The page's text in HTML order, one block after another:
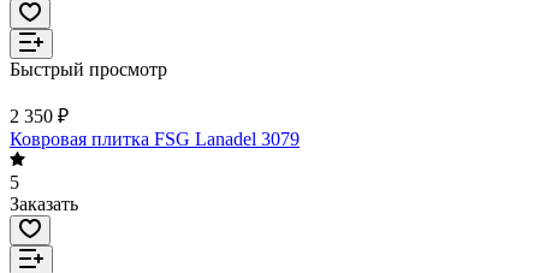
Быстрый просмотр
2 350 ₽
Ковровая плитка FSG Lanadel 3079
5
Заказать